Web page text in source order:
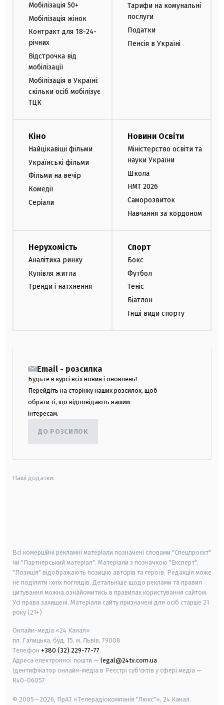
Мобілізація 50+
Мобілізація жінок
Контракт для 18-24-
річних
Відстрочка від
мобілізації
Мобілізація в Україні:
скільки осіб мобілізує
ТЦК
Тарифи на комунальні
послуги
Податки
Пенсія в Україні
Кіно
Найцікавіші фільми
Українські фільми
Фільми на вечір
Комедії
Серіали
Новини Освіти
Міністерство освіти та
науки України
Школа
НМТ 2026
Саморозвиток
Навчання за кордоном
Нерухомість
Аналітика ринку
Купівля житла
Тренди і натхнення
Спорт
Бокс
Футбол
Теніс
Біатлон
Інші види спорту
Email - розсилка
Будьте в курсі всіх новин і оновлень!
Перейдіть на сторінку наших розсилок, щоб
обрати ті, що відповідають вашим
інтересам.
ДО РОЗСИЛОК
Наші додатки:
Всі комерційні рекламні матеріали позначені словами "Спецпроєкт"
чи "Партнерський матеріал". Матеріали з позначкою "Експерт",
"Позиція" відображають позицію авторів та героїв. Редакція може
не поділяти їхніх поглядів. Детальніше щодо реклами та правил
цитування можна ознайомитись в правилах користування сайтом.
Усі права захищені. Матеріали сайту призначені для осіб старше 21
року (21+)
Онлайн-медіа «24 Канал»
пл. Галицька, буд. 15, м. Львів, 79008
Телефон +380 (32) 229-77-77
Адреса електронної пошти — legal@24tv.com.ua
Ідентифікатор онлайн-медіа в Реєстрі суб'єктів у сфері медіа —
R40-06057
© 2005—2026, ПрАТ «Телерадіокомпанія "Люкс"», 24 Канал.